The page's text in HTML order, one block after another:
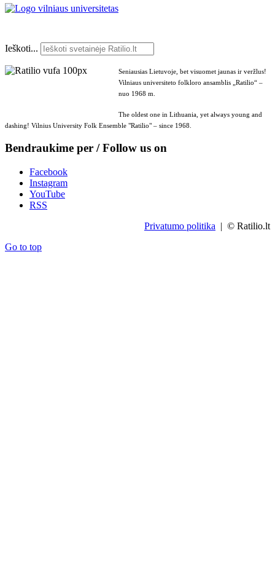
Ieškoti...
Seniausias Lietuvoje, bet visuomet jaunas ir veržlus!
Vilniaus universiteto folkloro ansamblis „Ratilio“ –
nuo 1968 m.
The oldest one in Lithuania, yet always young and
dashing! Vilnius University Folk Ensemble "Ratilio" – since 1968.
Bendraukime per / Follow us on
Facebook
Instagram
YouTube
RSS
Privatumo politika | © Ratilio.lt
Go to top